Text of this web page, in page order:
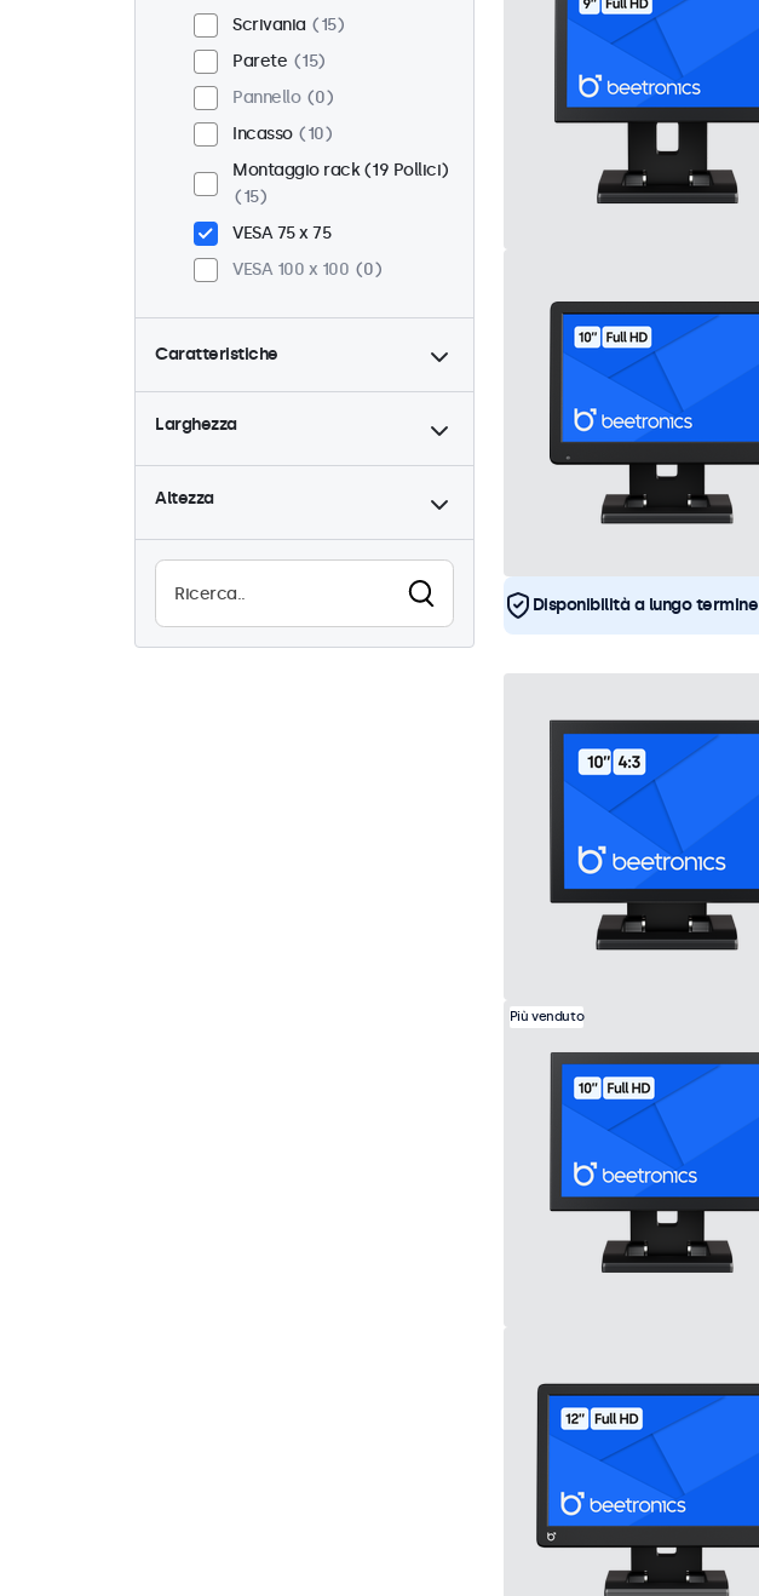
Scrivania
15
Parete
15
Pannello
0
Incasso
10
Montaggio rack (19 Pollici)
15
VESA 75 x 75
VESA 100 x 100
0
Caratteristiche
4:3 / 5:4
4
9-36 Volt
Dimmerabile
15
Lettore multimediale USB
Alta luminosità
0
Leggibile alla luce del sole
0
Larghezza
Altezza
Disponibilità a lungo termine
Più venduto